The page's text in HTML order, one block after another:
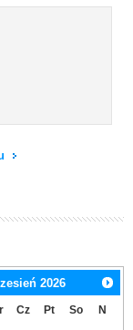
2026
Cz Pt So N